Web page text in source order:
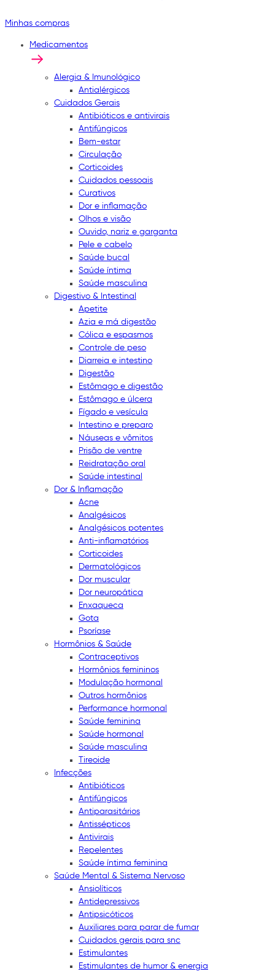
Minhas compras
Medicamentos
Alergia & Imunológico
Antialérgicos
Cuidados Gerais
Antibióticos e antivirais
Antifúngicos
Bem-estar
Circulação
Corticoides
Cuidados pessoais
Curativos
Dor e inflamação
Olhos e visão
Ouvido, nariz e garganta
Pele e cabelo
Saúde bucal
Saúde íntima
Saúde masculina
Digestivo & Intestinal
Apetite
Azia e má digestão
Cólica e espasmos
Controle de peso
Diarreia e intestino
Digestão
Estômago e digestão
Estômago e úlcera
Fígado e vesícula
Intestino e preparo
Náuseas e vômitos
Prisão de ventre
Reidratação oral
Saúde intestinal
Dor & Inflamação
Acne
Analgésicos
Analgésicos potentes
Anti-inflamatórios
Corticoides
Dermatológicos
Dor muscular
Dor neuropática
Enxaqueca
Gota
Psoríase
Hormônios & Saúde
Contraceptivos
Hormônios femininos
Modulação hormonal
Outros hormônios
Performance hormonal
Saúde feminina
Saúde hormonal
Saúde masculina
Tireoide
Infecções
Antibióticos
Antifúngicos
Antiparasitários
Antissépticos
Antivirais
Repelentes
Saúde íntima feminina
Saúde Mental & Sistema Nervoso
Ansiolíticos
Antidepressivos
Antipsicóticos
Auxiliares para parar de fumar
Cuidados gerais para snc
Estimulantes
Estimulantes de humor & energia